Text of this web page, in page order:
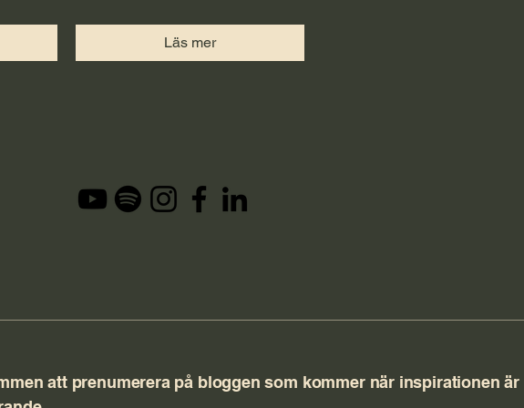
Läs mer
att prenumerera på bloggen som kommer när inspirationen är